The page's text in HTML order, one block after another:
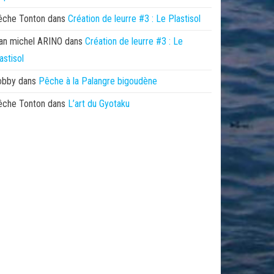
Tonton dans Création de leurre #3 : Le Plastisol
michel ARINO dans Création de leurre #3 : Le
dans Pêche à la Palangre bigoudène
Tonton dans L’art du Gyotaku